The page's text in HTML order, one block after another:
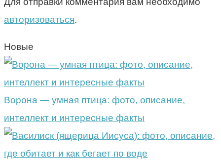
авторизоваться.
Новые
Ворона — умная птица: фото, описание,
интеллект и интересные факты